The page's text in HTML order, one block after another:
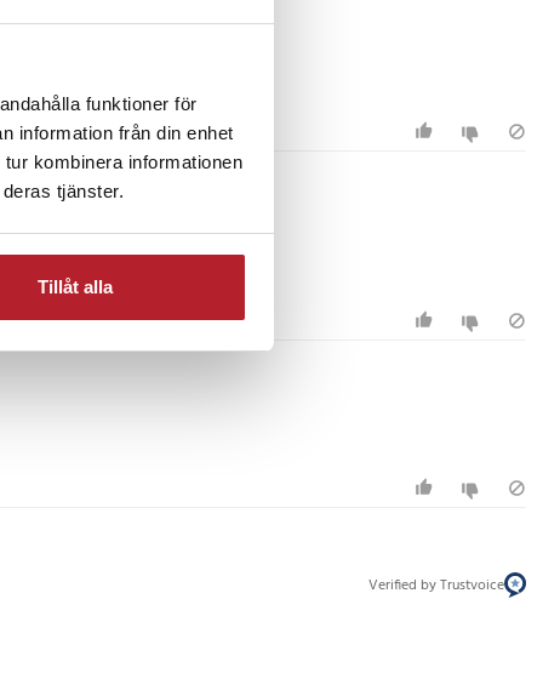
funktioner för
information från din enhet
kombinera informationen
tjänster.
Tillåt alla
inte.
Verified by Trustvoice